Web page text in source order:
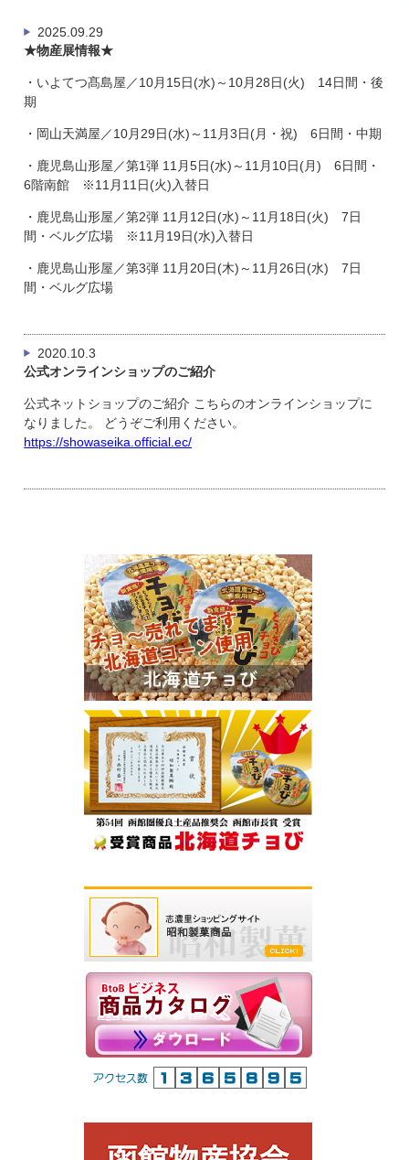
2025.09.29
★物産展情報★
・いよてつ髙島屋／10月15日(水)～10月28日(火) 14日間・後
期
・岡山天満屋／10月29日(水)～11月3日(月・祝) 6日間・中期
・鹿児島山形屋／第1弾 11月5日(水)～11月10日(月) 6日間・
6階南館 ※11月11日(火)入替日
・鹿児島山形屋／第2弾 11月12日(水)～11月18日(火) 7日
間・ベルグ広場 ※11月19日(水)入替日
・鹿児島山形屋／第3弾 11月20日(木)～11月26日(水) 7日
間・ベルグ広場
2020.10.3
公式オンラインショップのご紹介
公式ネットショップのご紹介 こちらのオンラインショップに
なりました。 どうぞご利用ください。
https://showaseika.official.ec/